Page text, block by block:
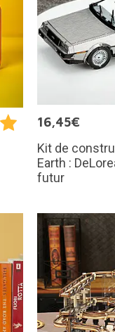
16,45€
Kit de
Earth :
futur